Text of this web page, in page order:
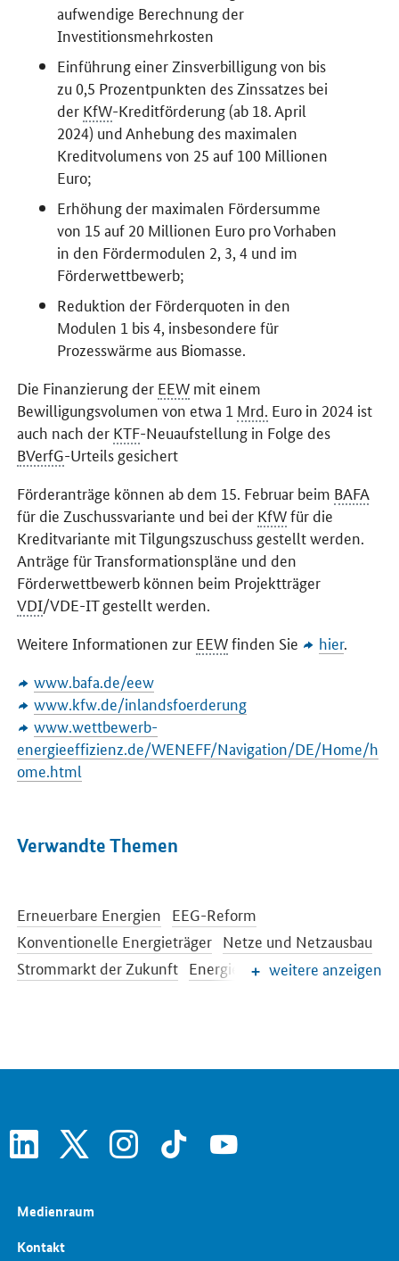
aufwendige Berechnung der
Investitionsmehrkosten
Einführung einer Zinsverbilligung von bis
zu 0,5 Prozentpunkten des Zinssatzes bei
der KfW-Kreditförderung (ab 18. April
2024) und Anhebung des maximalen
Kreditvolumens von 25 auf 100 Millionen
Euro;
Erhöhung der maximalen Fördersumme
von 15 auf 20 Millionen Euro pro Vorhaben
in den Fördermodulen 2, 3, 4 und im
Förderwettbewerb;
Reduktion der Förderquoten in den
Modulen 1 bis 4, insbesondere für
Prozesswärme aus Biomasse.
Die Finanzierung der EEW mit einem
Bewilligungsvolumen von etwa 1 Mrd. Euro in 2024 ist
auch nach der KTF-Neuaufstellung in Folge des
BVerfG-Urteils gesichert
Förderanträge können ab dem 15. Februar beim BAFA
für die Zuschussvariante und bei der KfWfür die
Kreditvariante mit Tilgungszuschuss gestellt werden.
Anträge für Transformationspläne und den
Förderwettbewerb können beim Projektträger
VDI/VDE-ITgestellt werden.
Weitere Informationen zur EEWfinden Sie hier.
www.bafa.de/eew
www.kfw.de/inlandsfoerderung
www.wettbewerb-
energieeffizienz.de/WENEFF/Navigation/DE/Home/h
ome.html
Verwandte Themen
Erneuerbare Energien EEG-Reform
Konventionelle Energieträger Netze und Netzausbau
Strommarkt der Zukunft Energiespeicher
Energiepreise und Transparenz für Verbraucher
weitere anzeigen
linkedin instagram tiktok youtube
Medienraum
Kontakt